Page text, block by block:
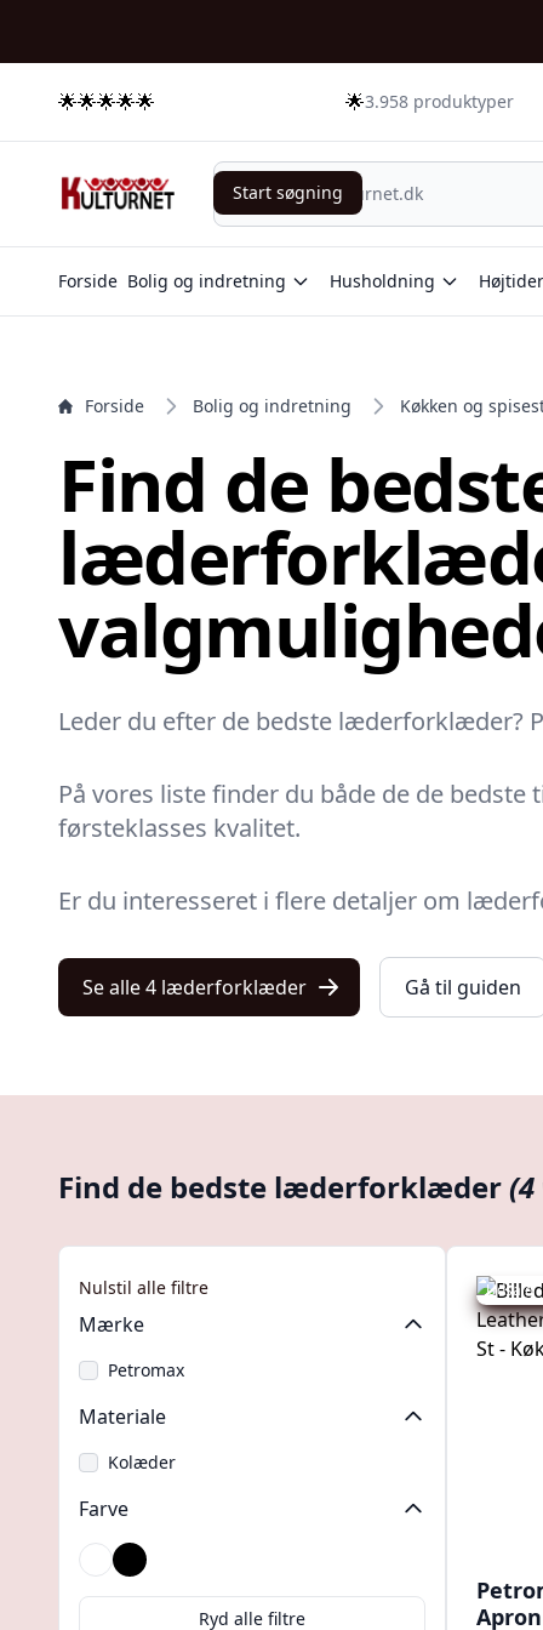
🌟🌟🌟🌟🌟 🌟3.958 produktyper
Start søgning
Start søgning
Forside Bolig og indretning Husholdning Højtider
Forside Bolig og indretning Køkken og
Find de
Leder du efter de bedste læderforklæder?
På vores liste finder du både de de
førsteklasses kvalitet.
Er du interesseret i flere detaljer om
Se alle 4 læderforklæder Gå til guiden
Find de bedste læderforklæder
Nulstil alle filtre
Mærke
Petromax
Materiale
Kolæder
Farve
BrunSort
Ryd alle filtre
Udsalg